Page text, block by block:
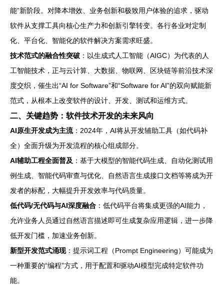
能”新阶段。对降本增效、业务创新和极致用户体验的追求，驱动
软件从支撑工具向核心生产力和创新引擎转变。各行各业对定制
化、平台化、智能化的软件解决方案需求旺盛。
技术范式的融合性突破 ：以生成式人工智能（AIGC）为代表的人
工智能技术，正与云计算、大数据、物联网、区块链等前沿技术深
度交织，催生出“AI for Software”和“Software for AI”的双向赋能新
范式，从根本上改变软件的设计、开发、测试和运维方式。
二、关键趋势：软件技术开发的未来风向
AI原生开发成为主流：2024年，AI将从开发辅助工具（如代码补
全）全面升级为开发流程的核心组成部分。
AI辅助工程全面普及 ：基于大模型的智能代码生成、自动化测试用
例生成、智能代码审查与优化、自然语言生成接口文档等将成为开
发者的标配，大幅提升开发效率与代码质量。
低代码/无代码与AI深度融合 ：低代码平台将集成更强的AI能力，
允许业务人员通过自然语言描述即可生成复杂应用逻辑，进一步降
低开发门槛，加速业务创新。
新型开发范式涌现：提示词工程（Prompt Engineering）可能成为
一种重要的“编程”方式，用于配置和驱动AI模型完成特定软件功
能。